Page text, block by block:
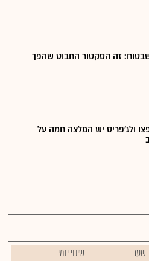
זה הסקטור החבוט שהפך
ולג'פריס יש המלצה חמה על
שער
שינוי יומי